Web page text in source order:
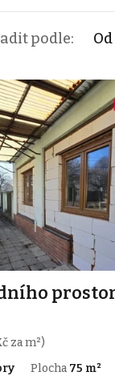
podle:
za m²)
Plocha 75 m²